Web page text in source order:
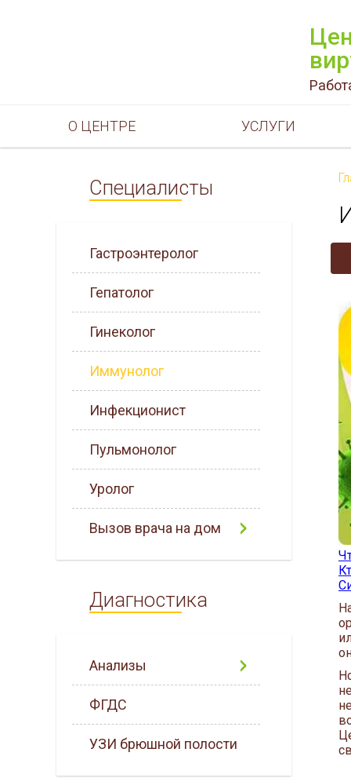
О ЦЕНТРЕ УСЛУГИ
Специалисты
Гастроэнтеролог
Гепатолог
Гинеколог
Иммунолог
Инфекционист
Пульмонолог
Уролог
Вызов врача на дом
Диагностика
Анализы
ФГДС
УЗИ брюшной полости